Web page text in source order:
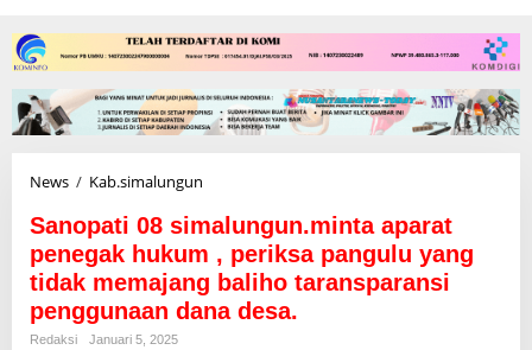
News / Kab.simalungun
n
o
a
t
Sanopati 08 simalungun.minta aparat
penegak hukum , periksa pangulu yang
tidak memajang baliho taransparansi
penggunaan dana desa.
Redaksi
Januari 5, 2025